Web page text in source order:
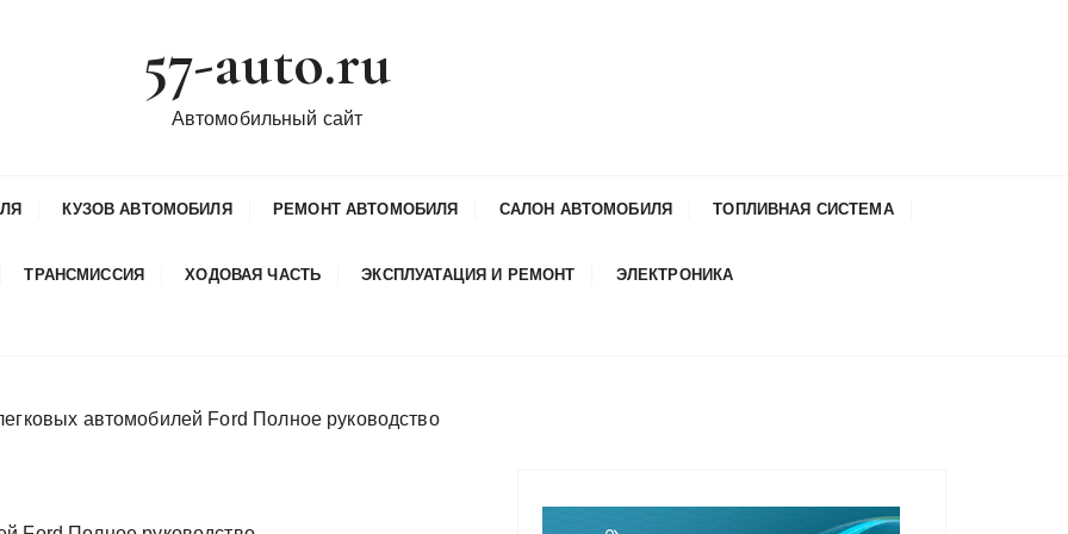
57-auto.ru
Автомобильный сайт
КУЗОВ АВТОМОБИЛЯ РЕМОНТ АВТОМОБИЛЯ САЛОН АВТОМОБИЛЯ ТОПЛИВНАЯ СИСТЕМА
ТРАНСМИССИЯ ХОДОВАЯ ЧАСТЬ ЭКСПЛУАТАЦИЯ И РЕМОНТ ЭЛЕКТРОНИКА
автомобилей Ford Полное руководство